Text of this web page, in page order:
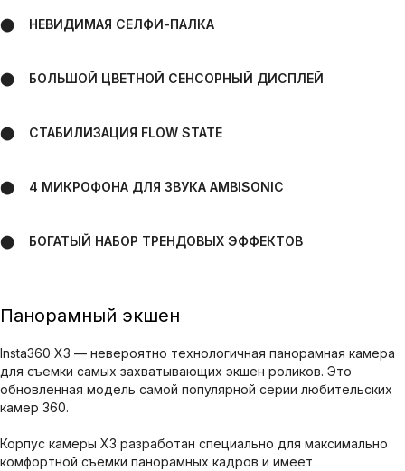
⬤ НЕВИДИМАЯ СЕЛФИ-ПАЛКА
⬤ БОЛЬШОЙ ЦВЕТНОЙ СЕНСОРНЫЙ ДИСПЛЕЙ
⬤ СТАБИЛИЗАЦИЯ FLOW STATE
⬤ 4 МИКРОФОНА ДЛЯ ЗВУКА AMBISONIC
⬤ БОГАТЫЙ НАБОР ТРЕНДОВЫХ ЭФФЕКТОВ
Панорамный экшен
Insta360 X3 — невероятно технологичная панорамная камера
для съемки самых захватывающих экшен роликов. Это
обновленная модель самой популярной серии любительских
камер 360.
Корпус камеры X3 разработан специально для максимально
комфортной съемки панорамных кадров и имеет